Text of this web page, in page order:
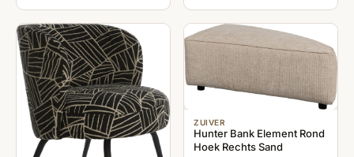
ZUIVER
Hunter Bank Element Rond
Hoek Rechts Sand